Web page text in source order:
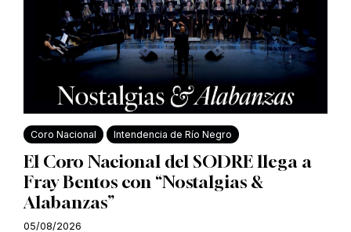
Coro Nacional Intendencia de Río Negro
El Coro Nacional del SODRE llega a
Fray Bentos con “Nostalgias &
Alabanzas”
05/08/2026